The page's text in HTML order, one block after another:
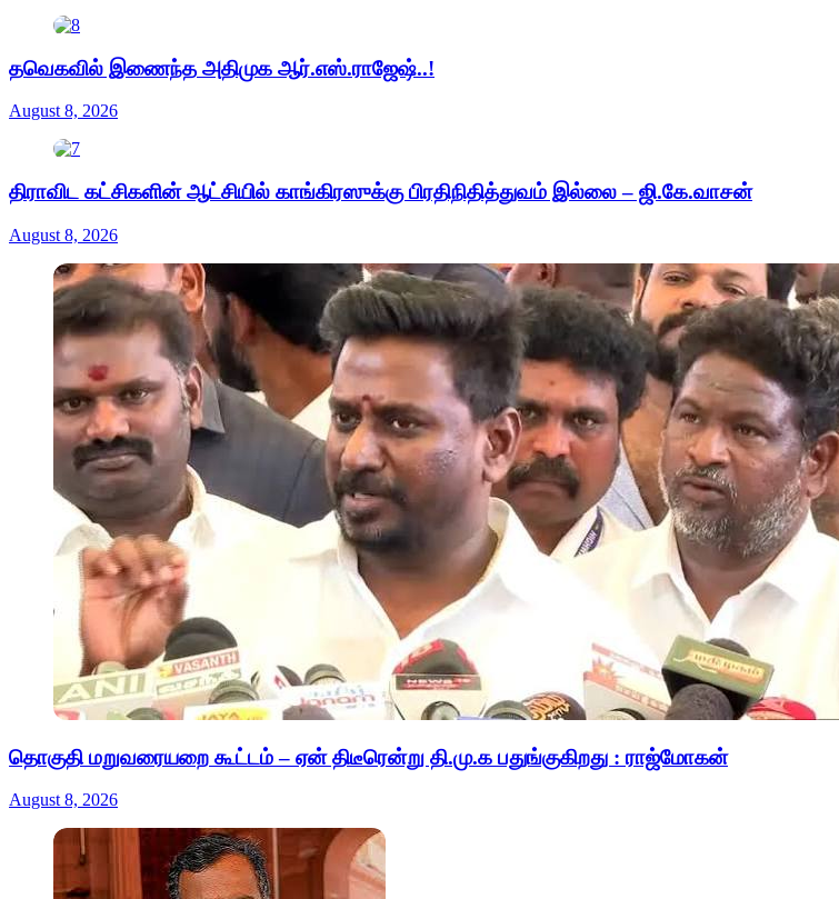
தவெகவில் இணைந்த அதிமுக ஆர்.எஸ்.ராஜேஷ்..!
August 8, 2026
திராவிட கட்சிகளின் ஆட்சியில் காங்கிரஸுக்கு பிரதிநிதித்துவம் இல்லை – ஜி.கே.வாசன்
August 8, 2026
தொகுதி மறுவரையறை கூட்டம் – ஏன் திடீரென்று தி.மு.க பதுங்குகிறது : ராஜ்மோகன்
August 8, 2026